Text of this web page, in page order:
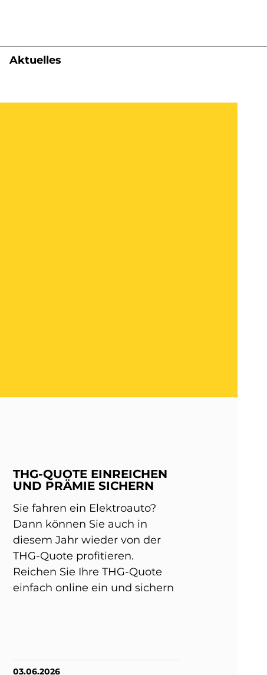
Aktuelles
THG-QUOTE EINREICHEN
UND PRÄMIE SICHERN
Sie fahren ein Elektroauto?
Dann können Sie auch in
diesem Jahr wieder von der
THG-Quote profitieren.
Reichen Sie Ihre THG-Quote
einfach online ein und sichern
03.06.2026